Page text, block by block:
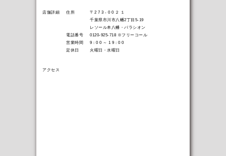
店舗詳細 住所
〒2 7 3 - 0 0 ２ １
千葉県市川市八幡2丁目5-19
レソール本八幡・パラシオン
電話番号
0120-925-718 ※フリーコール
営業時間
9 : 0 0 ～ 1 9 : 0 0
定休日
火曜日・水曜日
アクセス